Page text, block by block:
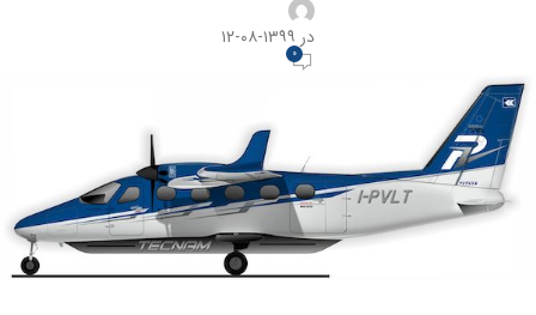
در ۱۳۹۹-۰۸-۱۲
0